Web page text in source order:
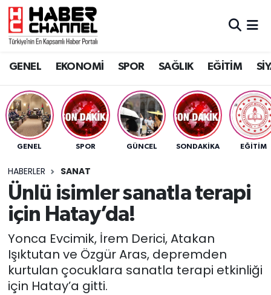
GENEL EKONOMİ SPOR SAĞLIK EĞİTİM
GENEL SPOR GÜNCEL SONDAKIKA EĞİTİM
HABERLER SANAT
Ünlü isimler sanatla terapi
için Hatay’da!
Yonca Evcimik, İrem Derici, Atakan
Işıktutan ve Özgür Aras, depremden
kurtulan çocuklara sanatla terapi etkinliği
için Hatay’a gitti.
GENEL
SPOR
SAĞLIK
EĞİTİM
SİYASET
MAGAZİN
Nöbetçi Eczaneler
Trafik Durumu
Süper Lig Puan Durumu ve Fikstür
Tüm Manşetler
Son Dakika Haberleri
Haber Arşivi